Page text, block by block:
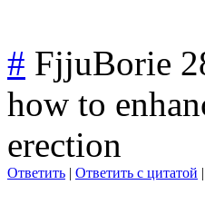
# FjjuBorie
how to
erection
Ответить | Ответить с цитатой |